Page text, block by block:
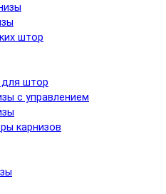
штор
для штор
с управлением
карнизов